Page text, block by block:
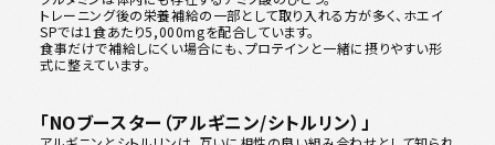
トレーニング後の栄養補給の一部として取り入れる方が多く、ホエイ
SPでは1食あたり5,000mgを配合しています。
食事だけで補給しにくい場合にも、プロテインと一緒に摂りやすい形
式に整えています。
「NOブースター（アルギニン/シトルリン）」